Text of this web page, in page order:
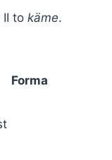
II to käme.
Forma